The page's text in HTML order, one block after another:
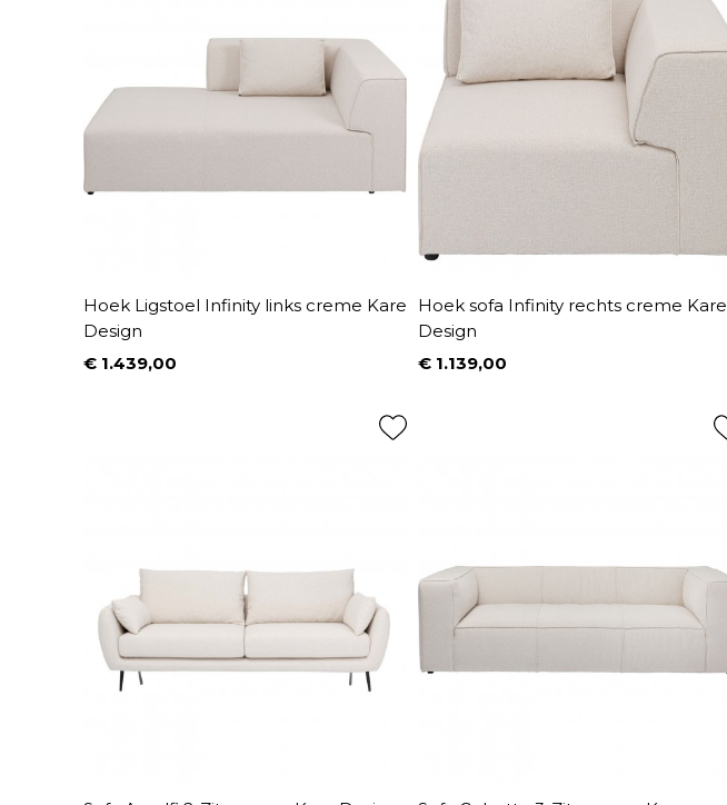
Hoek Ligstoel Infinity links creme Kare
Design
Prijs
€ 1.439,00
Hoek sofa Infinity rechts creme Kare
Design
Prijs
€ 1.139,00